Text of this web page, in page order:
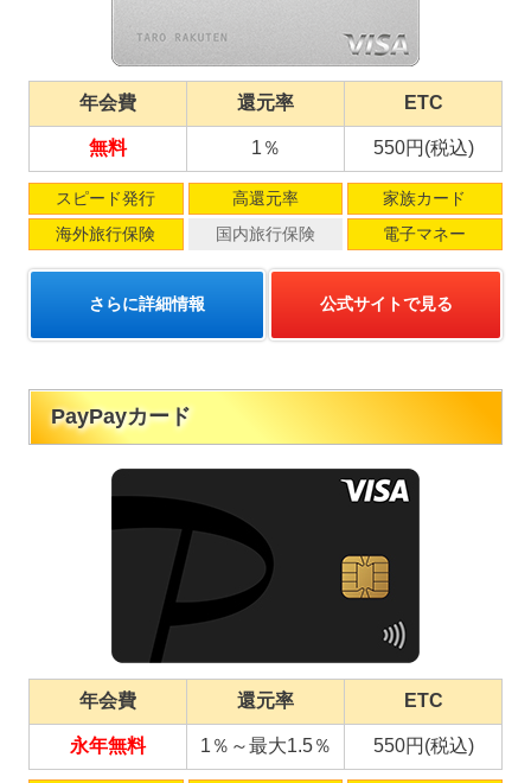
年会費 還元率 ETC
無料 1％ 550円(税込)
スピード発行 高還元率
家族カード
海外旅行保険
国内旅行保険 電子マネー
さらに詳細情報 公式サイトで見る
PayPayカード
年会費 還元率 ETC
永年無料 1％～最大1.5％ 550円(税込)